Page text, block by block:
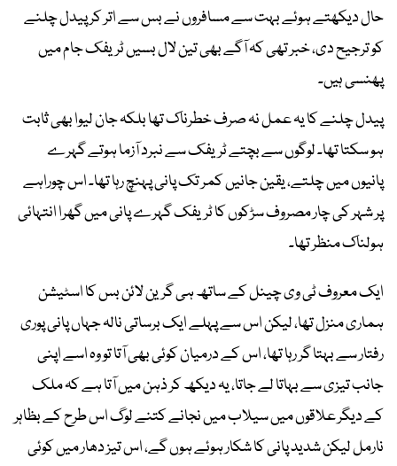
حال دیکھتے ہوئے بہت سے مسافروں نے بس سے اتر کر پیدل چلنے
کو ترجیح دی، خبر تھی کہ آگے بھی تین لال بسیں ٹریفک جام میں
پھنسی ہیں۔
پیدل چلنے کا یہ عمل نہ صرف خطرناک تھا بلکہ جان لیوا بھی ثابت
ہو سکتا تھا۔ لوگوں سے بچتے ٹریفک سے نبرد آزما ہوتے گہرے
پانیوں میں چلتے، یقین جانیں کمر تک پانی پہنچ رہا تھا۔ اس چوراہے
پر شہر کی چار مصروف سڑکوں کا ٹریفک گہرے پانی میں گھرا انتہائی
ہولناک منظر تھا۔
ایک معروف ٹی وی چینل کے ساتھ ہی گرین لائن بس کا اسٹیشن
ہماری منزل تھا، لیکن اس سے پہلے ایک برساتی نالہ جہاں پانی پوری
رفتار سے بہتا گر رہا تھا، اس کے درمیان کوئی بھی آتا تو وہ اسے اپنی
جانب تیزی سے بہاتا لے جاتا، یہ دیکھ کر ذہن میں آتا ہے کہ ملک
کے دیگر علاقوں میں سیلاب میں نجانے کتنے لوگ اس طرح کے بظاہر
نارمل لیکن شدید پانی کا شکار ہوئے ہوں گے، اس تیز دھار میں کوئی